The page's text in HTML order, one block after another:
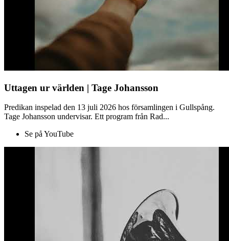
Uttagen ur världen | Tage Johansson
Predikan inspelad den 13 juli 2026 hos församlingen i Gullspång.
Tage Johansson undervisar. Ett program från Rad...
Se på YouTube